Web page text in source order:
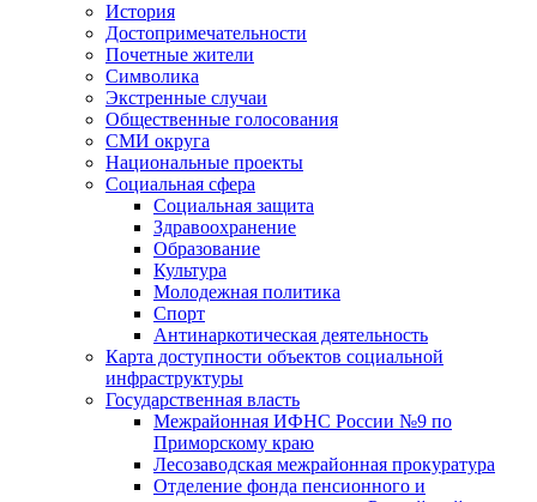
История
Достопримечательности
Почетные жители
Символика
Экстренные случаи
Общественные голосования
СМИ округа
Национальные проекты
Социальная сфера
Социальная защита
Здравоохранение
Образование
Культура
Молодежная политика
Спорт
Антинаркотическая деятельность
Карта доступности объектов социальной
инфраструктуры
Государственная власть
Межрайонная ИФНС России №9 по
Приморскому краю
Лесозаводская межрайонная прокуратура
Отделение фонда пенсионного и